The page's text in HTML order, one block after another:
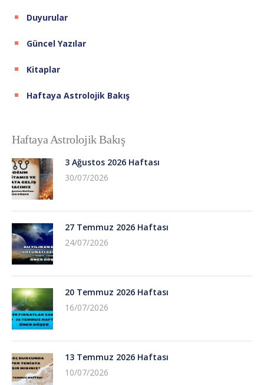
Duyurular
Güncel Yazılar
Kitaplar
Haftaya Astrolojik Bakış
Haftaya Astrolojik Bakış
3 Ağustos 2026 Haftası
30/07/2026
27 Temmuz 2026 Haftası
24/07/2026
20 Temmuz 2026 Haftası
16/07/2026
13 Temmuz 2026 Haftası
10/07/2026